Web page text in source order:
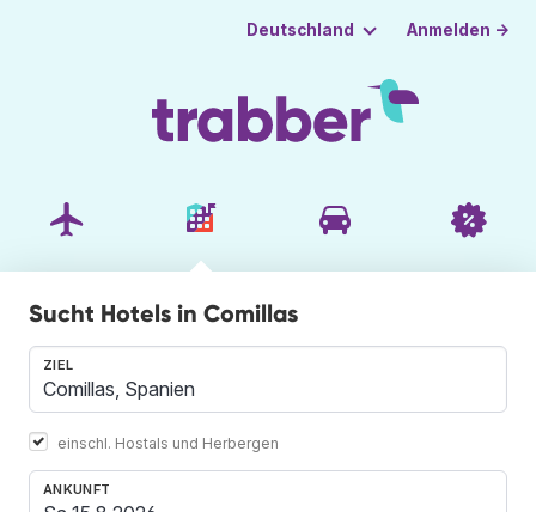
Deutschland Anmelden →
Sucht Hotels in Comillas
ZIEL
einschl. Hostals und Herbergen
ANKUNFT